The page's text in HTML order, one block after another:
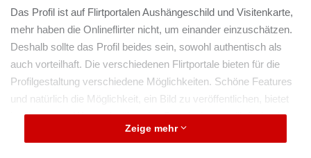
Das Profil ist auf Flirtportalen Aushängeschild und Visitenkarte,
mehr haben die Onlineflirter nicht, um einander einzuschätzen.
Deshalb sollte das Profil beides sein, sowohl authentisch als
auch vorteilhaft. Die verschiedenen Flirtportale bieten für die
Profilgestaltung verschiedene Möglichkeiten. Schöne Features
und natürlich die Möglichkeit, ein Bild zu veröffentlichen, bietet
joyflirter.com. Wer mehr über das Portal wissen will, findet den
Dreamcatcher GmbH auf Twitter
Zeige mehr